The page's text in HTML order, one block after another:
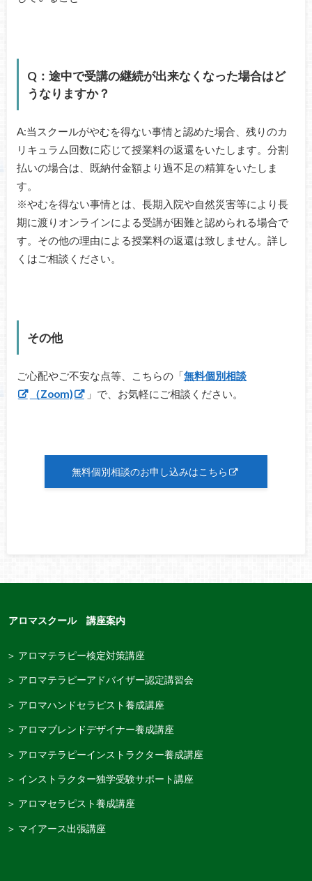
Q：途中で受講の継続が出来なくなった場合はど
うなりますか？
A:当スクールがやむを得ない事情と認めた場合、残りのカ
リキュラム回数に応じて授業料の返還をいたします。分割
払いの場合は、既納付金額より過不足の精算をいたしま
す。
※やむを得ない事情とは、長期入院や自然災害等により長
期に渡りオンラインによる受講が困難と認められる場合で
す。その他の理由による授業料の返還は致しません。詳し
くはご相談ください。
その他
ご心配やご不安な点等、こちらの「無料個別相談
（Zoom)
」で、お気軽にご相談ください。
無料個別相談のお申し込みはこちら
アロマスクール 講座案内
＞ アロマテラピー検定対策講座
＞ アロマテラピーアドバイザー認定講習会
＞ アロマハンドセラピスト養成講座
＞ アロマブレンドデザイナー養成講座
＞ アロマテラピーインストラクター養成講座
＞ インストラクター独学受験サポート講座
＞ アロマセラピスト養成講座
＞ マイアース出張講座